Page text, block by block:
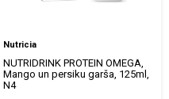
Nutricia
NUTRIDRINK PROTEIN OMEGA,
Mango un persiku garša, 125ml,
N4